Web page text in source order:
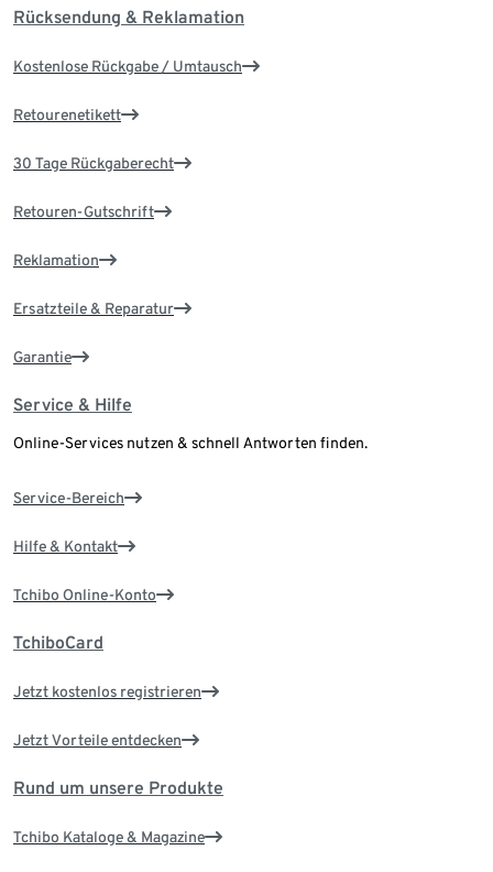
Rücksendung & Reklamation
Kostenlose Rückgabe / Umtausch
Retourenetikett
30 Tage Rückgaberecht
Retouren-Gutschrift
Reklamation
Ersatzteile & Reparatur
Garantie
Service & Hilfe
Online-Services nutzen & schnell Antworten finden.
Service-Bereich
Hilfe & Kontakt
Tchibo Online-Konto
TchiboCard
Jetzt kostenlos registrieren
Jetzt Vorteile entdecken
Rund um unsere Produkte
Tchibo Kataloge & Magazine